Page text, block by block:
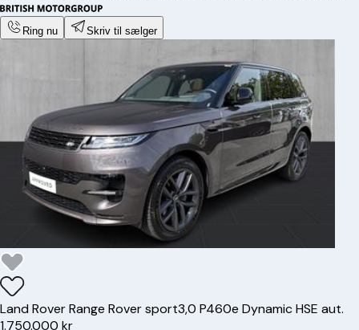
Ring nu Skriv til sælger
Land RoverRange Rover sport3,0 P460e Dynamic HSE aut.
1.750.000 kr